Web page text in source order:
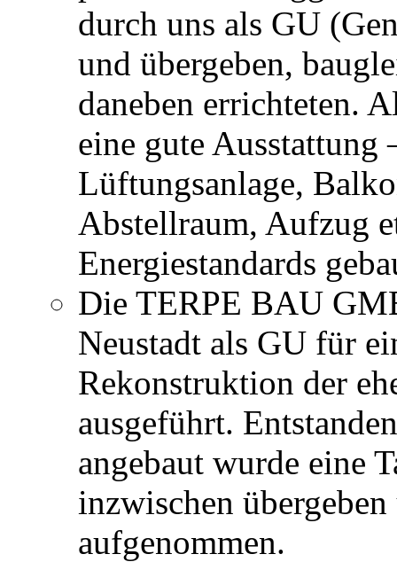
durch uns als GU
und übergeben,
daneben errichteten.
eine gute Ausstattung
Lüftungsanlage,
Abstellraum, Aufzug
Energiestandards
Die TERPE BAU
Neustadt als GU für
Rekonstruktion der
ausgeführt.
angebaut wurde eine
inzwischen
aufgenommen.